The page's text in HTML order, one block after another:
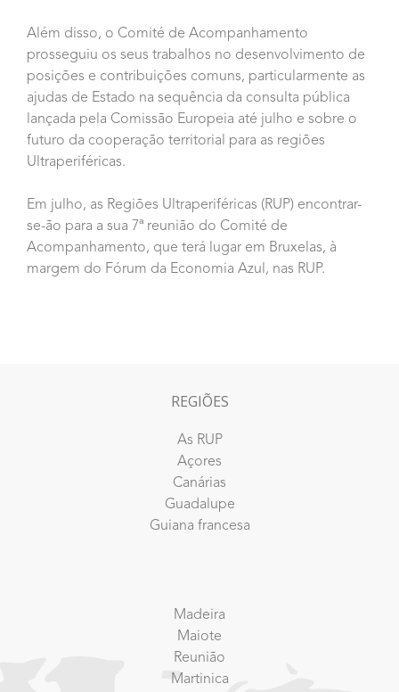
Além disso, o Comité de Acompanhamento
prosseguiu os seus trabalhos no desenvolvimento de
posições e contribuições comuns, particularmente as
ajudas de Estado na sequência da consulta pública
lançada pela Comissão Europeia até julho e sobre o
futuro da cooperação territorial para as regiões
Ultraperiféricas.
Em julho, as Regiões Ultraperiféricas (RUP) encontrar-
se-ão para a sua 7ª reunião do Comité de
Acompanhamento, que terá lugar em Bruxelas, à
margem do Fórum da Economia Azul, nas RUP.
REGIÕES
As RUP
Açores
Canárias
Guadalupe
Guiana francesa
Madeira
Maiote
Reunião
Martinica